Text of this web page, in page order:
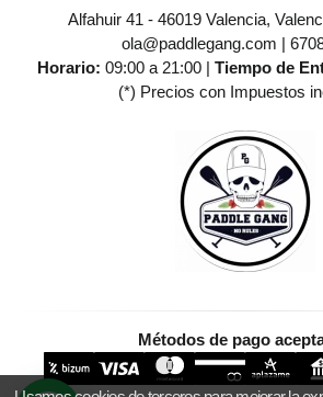
Alfahuir 41 - 46019 Valencia,
ola@paddlegang.com |
Horario: 09:00 a 21:00 | Tiempo de
(*) Precios con Impuestos
Métodos de pago